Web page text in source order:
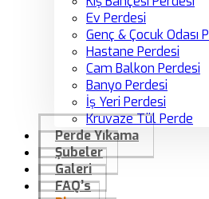
Ev Perdesi
Genç & Çocuk Odası
Hastane Perdesi
Cam Balkon Perdesi
Banyo Perdesi
İş Yeri Perdesi
Kruvaze Tül Perde
Perde Yıkama
Şubeler
Galeri
FAQ’s